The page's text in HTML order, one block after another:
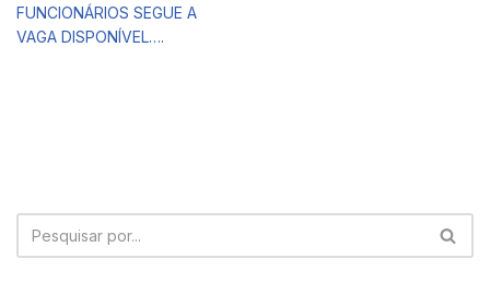
FUNCIONÁRIOS SEGUE A
VAGA DISPONÍVEL….